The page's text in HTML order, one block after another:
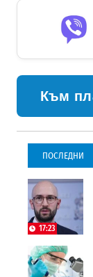
Към
ПОСЛЕДНИ
17:23